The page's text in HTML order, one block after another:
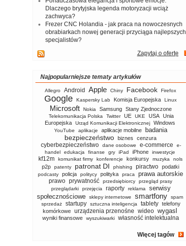
Dlaczego brytyjska legenda motoryzacji wciąż
zachwyca?
Frezer CNC Holandia - jak praca na nowoczesnych
obrabiarkach nowej generacji przyciąga najlepszych
specjalistów?
Zapytaj o ofertę
Najpopularniejsze tematy artykułów
Allegro Android Apple Chiny Facebook Firefox
Google Kaspersky Lab Komisja Europejska Linux
Microsoft Nokia Samsung Stany Zjednoczone
Telekomunikacja Polska Twitter UE UKE USA
Unia
Europejska
Urząd Komunikacji Elektronicznej Windows
YouTube aplikacje aplikacje mobilne badania
bezpieczeństwo biznes cenzura
cyberbezpieczeństwo dane osobowe e-commerce
e-
handel
edukacja finanse gry iPad iPhone inwestycje
kf12m komunikat firmy konferencje konkursy muzyka nols
p2p patenty patronat DI phishing piractwo podatki
podcasty policja politycy polityka praca prawa autorskie
prawo prywatność przedsiębiorcy
przegląd prasy
przeglądarki
przejęcia raporty reklama
serwisy
społecznościowe
sklepy internetowe smartfony
spam
sprzedaż
startupy sztuczna inteligencja tablety telefony
komórkowe urządzenia przenośne wideo wygasl
wyniki finansowe wyszukiwarki własność intelektualna
Więcej tagów